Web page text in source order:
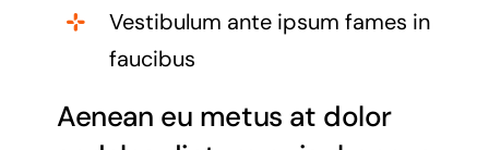
Vestibulum ante ipsum fames in
faucibus
Aenean eu metus at dolor